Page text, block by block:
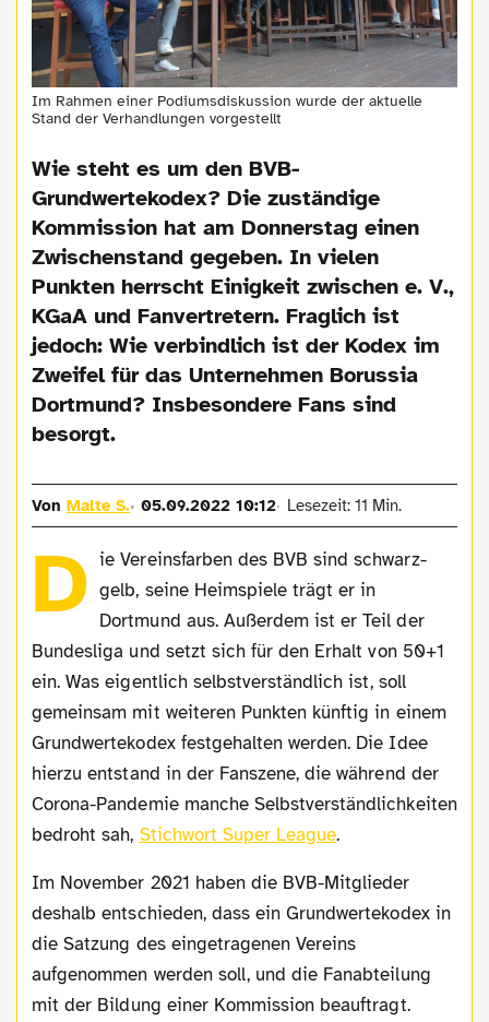
Im Rahmen einer Podiumsdiskussion wurde der aktuelle
Stand der Verhandlungen vorgestellt
Wie steht es um den BVB-
Grundwertekodex? Die zuständige
Kommission hat am Donnerstag einen
Zwischenstand gegeben. In vielen
Punkten herrscht Einigkeit zwischen e. V.,
KGaA und Fanvertretern. Fraglich ist
jedoch: Wie verbindlich ist der Kodex im
Zweifel für das Unternehmen Borussia
Dortmund? Insbesondere Fans sind
besorgt.
VonMalte S. 05.09.2022 10:12 Lesezeit: 11 Min.
D ie Vereinsfarben des BVB sind schwarz-
gelb, seine Heimspiele trägt er in
Dortmund aus. Außerdem ist er Teil der
Bundesliga und setzt sich für den Erhalt von 50+1
ein. Was eigentlich selbstverständlich ist, soll
gemeinsam mit weiteren Punkten künftig in einem
Grundwertekodex festgehalten werden. Die Idee
hierzu entstand in der Fanszene, die während der
Corona-Pandemie manche Selbstverständlichkeiten
bedroht sah, Stichwort Super League.
Im November 2021 haben die BVB-Mitglieder
deshalb entschieden, dass ein Grundwertekodex in
die Satzung des eingetragenen Vereins
aufgenommen werden soll, und die Fanabteilung
mit der Bildung einer Kommission beauftragt.